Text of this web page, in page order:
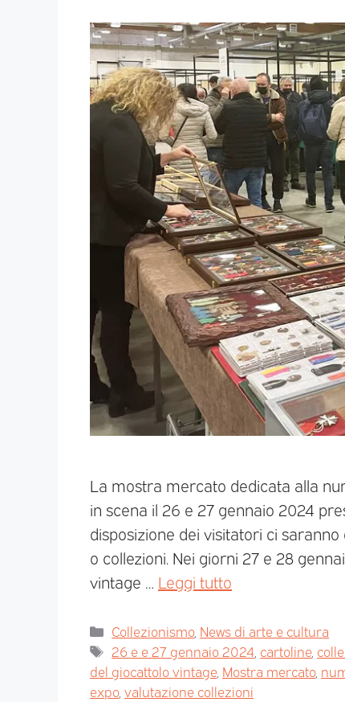
La mostra mercato dedicata alla
in scena il 26 e 27 gennaio 2024
disposizione dei visitatori ci
o collezioni. Nei giorni 27 e 28
vintage … Leggi tutto
Collezionismo, News di arte e cultura
26 e e 27 gennaio 2024 cartoline,
del giocattolo vintage, Mostra mercato,
expo, valutazione collezioni